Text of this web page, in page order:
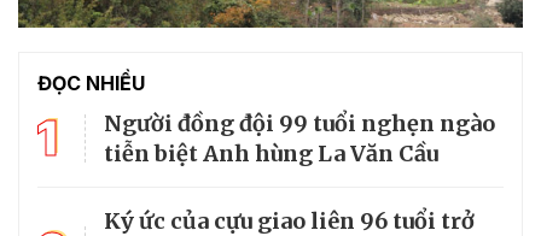
ĐỌC NHIỀU
1
Người đồng đội 99 tuổi nghẹn ngào
tiễn biệt Anh hùng La Văn Cầu
Ký ức của cựu giao liên 96 tuổi trở